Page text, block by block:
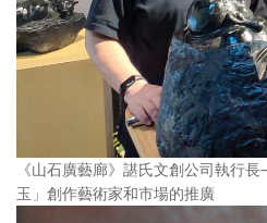
《山石廣藝廊》諶氏文創公司執行
玉」創作藝術家和市場的推廣